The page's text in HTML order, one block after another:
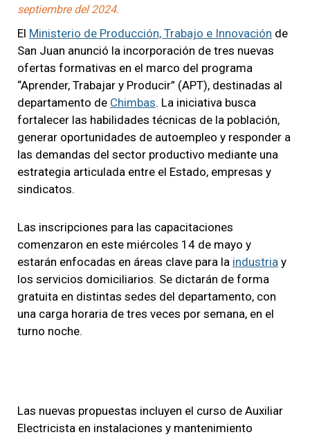
septiembre del 2024.
El Ministerio de Producción, Trabajo e Innovación de
San Juan anunció la incorporación de tres nuevas
ofertas formativas en el marco del programa
“Aprender, Trabajar y Producir” (APT), destinadas al
departamento de Chimbas. La iniciativa busca
fortalecer las habilidades técnicas de la población,
generar oportunidades de autoempleo y responder a
las demandas del sector productivo mediante una
estrategia articulada entre el Estado, empresas y
sindicatos.
Las inscripciones para las capacitaciones
comenzaron en este miércoles 14 de mayo y
estarán enfocadas en áreas clave para la industria y
los servicios domiciliarios. Se dictarán de forma
gratuita en distintas sedes del departamento, con
una carga horaria de tres veces por semana, en el
turno noche.
Las nuevas propuestas incluyen el curso de Auxiliar
Electricista en instalaciones y mantenimiento